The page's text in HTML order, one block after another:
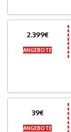
2.399€
ANGEBOTE
39€
ANGEBOTE